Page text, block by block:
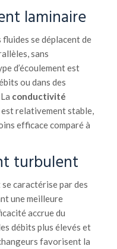
laminaire
se déplacent de
sans
d’écoulement est
ou dans des
conductivité
relativement stable,
efficace comparé à
turbulent
se caractérise par des
une meilleure
accrue du
débits plus élevés et
favorisent la